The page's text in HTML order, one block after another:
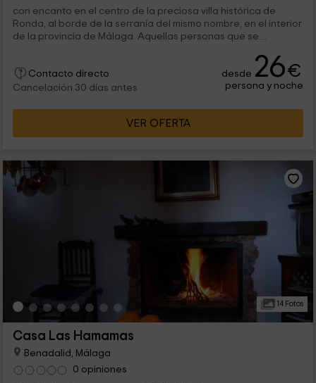
con encanto en el centro de la preciosa villa histórica de
Ronda, al borde de la serranía del mismo nombre, en el interior
de la provincia de Málaga. Aquellas personas que se
Contacto directo
Cancelación 30 días antes
desde 26€
persona y noche
VER OFERTA
14 Fotos
Casa Las Hamamas
Benadalid, Málaga
0 opiniones